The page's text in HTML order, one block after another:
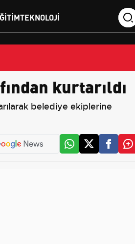
TEKNOLOJI
kurtarıldı
belediye ekiplerine